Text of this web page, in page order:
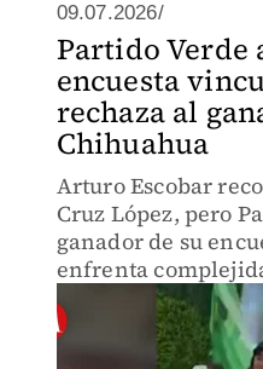
09.07.2026/
Partido Verde
encuesta
rechaza al
Chihuahua
Arturo Escobar
Cruz López, pero
ganador de su
enfrenta
política deja en
la transformación.
que afecta a todos.